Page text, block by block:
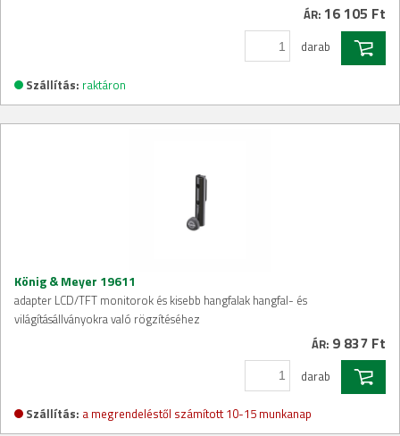
ÁR: 16 105 Ft
darab
Szállítás: raktáron
König & Meyer 19611
adapter LCD/TFT monitorok és kisebb hangfalak hangfal- és
világításállványokra való rögzítéséhez
ÁR: 9 837 Ft
darab
Szállítás: a megrendeléstől számított 10-15 munkanap